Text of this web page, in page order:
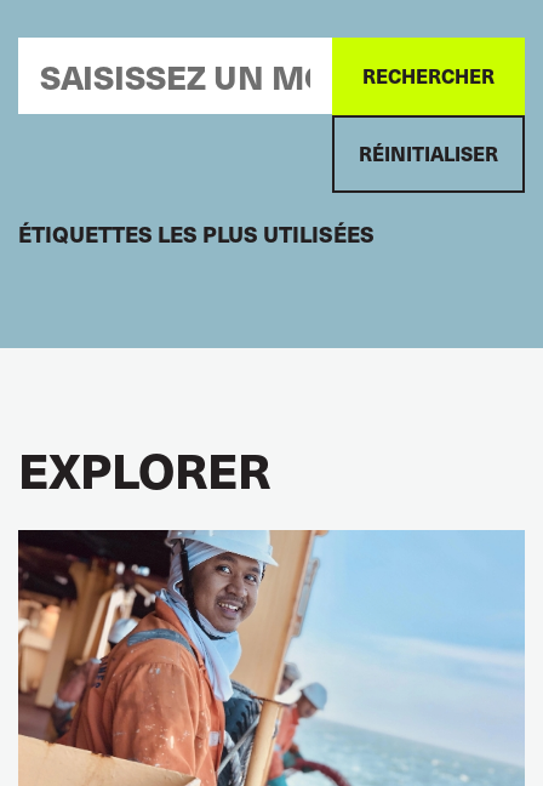
ÉTIQUETTES LES PLUS UTILISÉES
EXPLORER